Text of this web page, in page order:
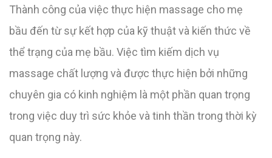
Thành công của việc thực hiện massage cho mẹ
bầu đến từ sự kết hợp của kỹ thuật và kiến thức về
thể trạng của mẹ bầu. Việc tìm kiếm dịch vụ
massage chất lượng và được thực hiện bởi những
chuyên gia có kinh nghiệm là một phần quan trọng
trong việc duy trì sức khỏe và tinh thần trong thời kỳ
quan trọng này.